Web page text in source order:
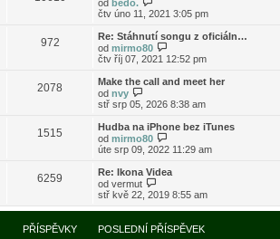
ř
í
p
ě
v
k
d
í
p
ř
í
p
ě
v
k
p
o
l
e
d
í
ř
í
s
p
ě
v
k
od bedo.
o
r
a
z
i
t
p
o
s
e
d
n
p
ř
í
s
ě
čtv úno 11, 2021 3:05 pm
972
Re: Stáhnutí songu z oficiáln…
od mirmo80
o
r
z
p
o
s
e
n
í
ř
čtv říj 07, 2021 12:52 pm
2078
Make the call and meet her
od nvy
o
r
a
z
t
p
o
s
l
e
d
stř srp 05, 2026 8:38 am
1515
Hudba na iPhone bez iTunes
od mirmo80
o
r
z
t
p
o
úte srp 09, 2022 11:29 am
6259
Re: Ikona Videa
od vermut
o
r
a
z
stř kvě 22, 2019 8:55 am
PŘÍSPĚVKY POSLEDNÍ PŘÍSPĚVEK